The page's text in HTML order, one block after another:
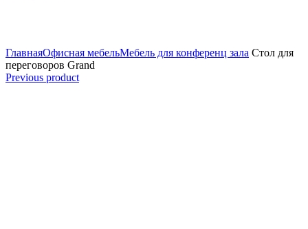
ГлавнаяОфисная мебельМебель для конференц зала Стол для
переговоров Grand
Previous product